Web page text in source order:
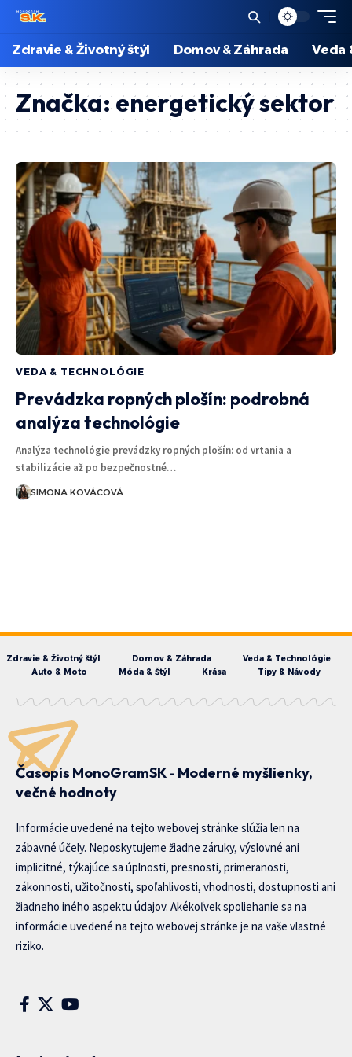
Zdravie & Životný štýl Domov & Záhrada Veda
Značka:energetický sektor
VEDA & TECHNOLÓGIE
Prevádzka ropných plošín: podrobná
analýza technológie
Analýza technológie prevádzky ropných plošín: od vrtania a
stabilizácie až po bezpečnostné…
SIMONA KOVÁCOVÁ
Zdravie & Životný štýl Domov & Záhrada
Veda & Technológie
Auto & Moto
Móda & Štýl Krása Tipy & Návody
Časopis MonoGramSK - Moderné myšlienky,
večné hodnoty
Informácie uvedené na tejto webovej stránke slúžia len na
zábavné účely. Neposkytujeme žiadne záruky, výslovné ani
implicitné, týkajúce sa úplnosti, presnosti, primeranosti,
zákonnosti, užitočnosti, spoľahlivosti, vhodnosti, dostupnosti ani
žiadneho iného aspektu údajov. Akékoľvek spoliehanie sa na
informácie uvedené na tejto webovej stránke je na vaše vlastné
riziko.